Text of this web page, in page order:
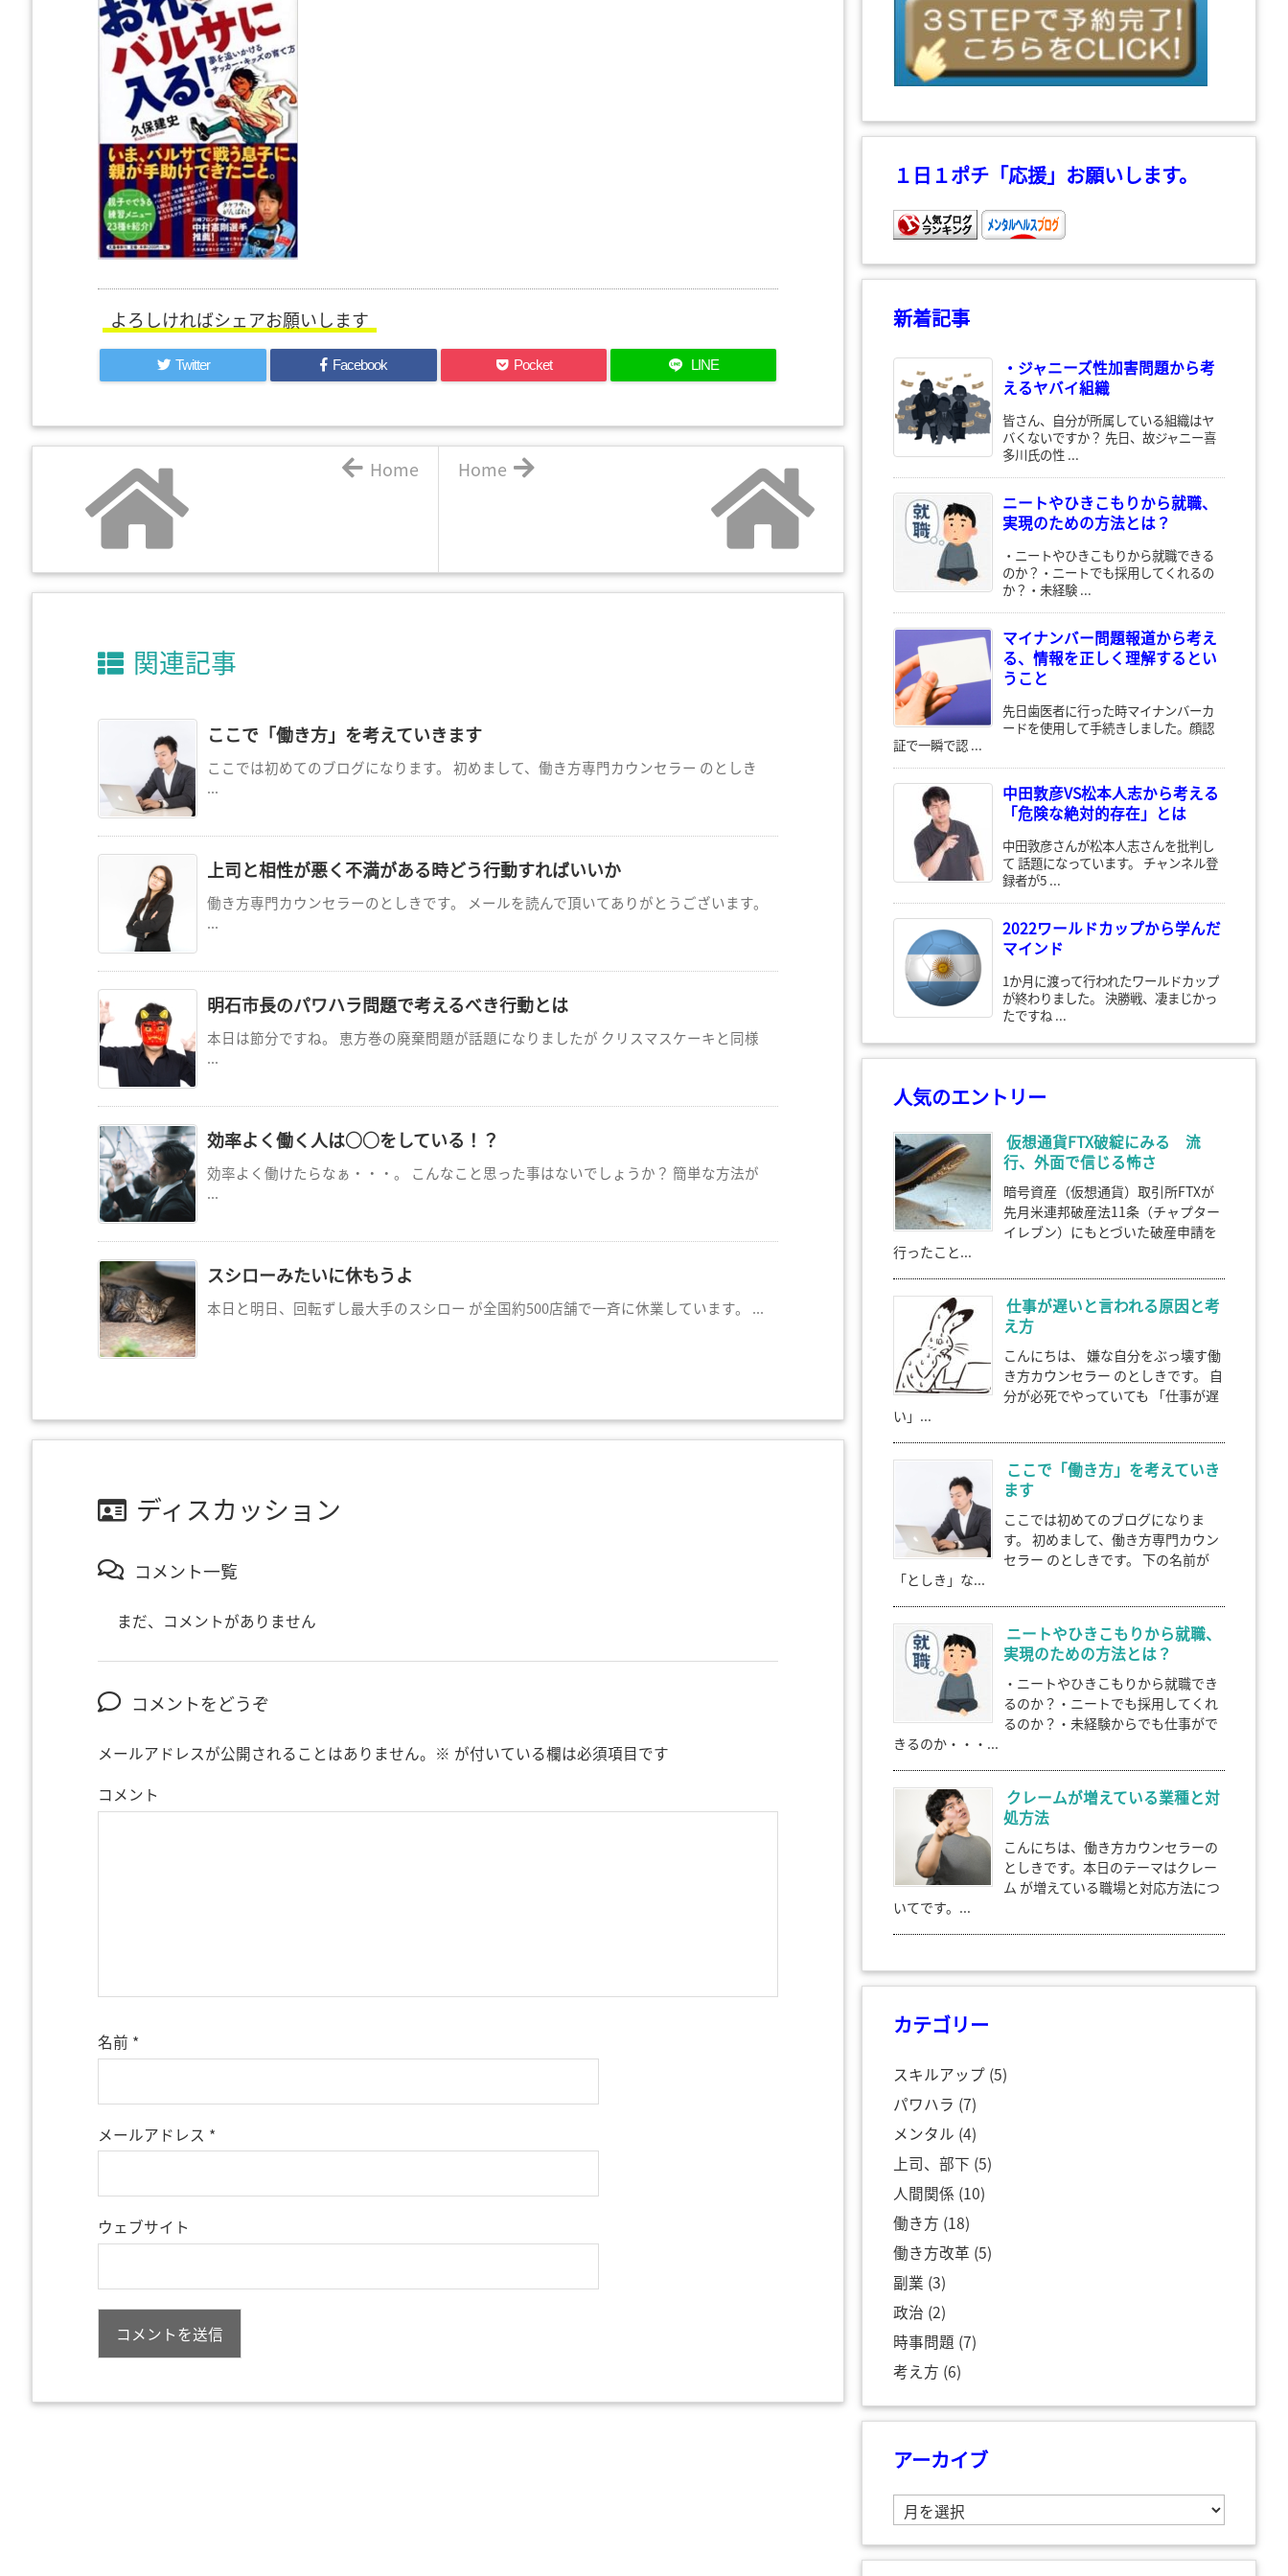
よろしければシェアお願いします
Twitter Facebook Pocket LINE
Home
Home
関連記事
ここで「働き方」を考えていきます
ここでは初めてのブログになります。 初めまして、働き方専門カウンセラー のとしき
...
上司と相性が悪く不満がある時どう行動すればいいか
働き方専門カウンセラーのとしきです。 メールを読んで頂いてありがとうございます。
...
明石市長のパワハラ問題で考えるべき行動とは
本日は節分ですね。 恵方巻の廃棄問題が話題になりましたが クリスマスケーキと同様
...
効率よく働く人は○○をしている！？
効率よく働けたらなぁ・・・。 こんなこと思った事はないでしょうか？ 簡単な方法が
...
スシローみたいに休もうよ
本日と明日、回転ずし最大手のスシロー が全国約500店舗で一斉に休業しています。 ...
ディスカッション
コメント一覧
まだ、コメントがありません
コメントをどうぞ
メールアドレスが公開されることはありません。 ※ が付いている欄は必須項目です
コメント
名前 *
メールアドレス *
ウェブサイト
１日１ポチ「応援」お願いします。
新着記事
・ジャニーズ性加害問題から考
えるヤバイ組織
皆さん、自分が所属している組織はヤ
バくないですか？ 先日、故ジャニー喜
多川氏の性 ...
ニートやひきこもりから就職、
実現のための方法とは？
・ニートやひきこもりから就職できる
のか？・ニートでも採用してくれるの
か？・未経験 ...
マイナンバー問題報道から考え
る、情報を正しく理解するとい
うこと
先日歯医者に行った時マイナンバーカ
ードを使用して手続きしました。顔認
証で一瞬で認 ...
中田敦彦VS松本人志から考える
「危険な絶対的存在」とは
中田敦彦さんが松本人志さんを批判し
て 話題になっています。 チャンネル登
録者が5 ...
2022ワールドカップから学んだ
マインド
1か月に渡って行われたワールドカップ
が終わりました。 決勝戦、凄まじかっ
たですね ...
人気のエントリー
仮想通貨FTX破綻にみる 流
行、外面で信じる怖さ
暗号資産（仮想通貨）取引所FTXが
先月米連邦破産法11条（チャプター
イレブン）にもとづいた破産申請を
行ったこと...
仕事が遅いと言われる原因と考
え方
こんにちは、 嫌な自分をぶっ壊す働
き方カウンセラー のとしきです。 自
分が必死でやっていても 「仕事が遅
い」...
ここで「働き方」を考えていき
ます
ここでは初めてのブログになりま
す。 初めまして、働き方専門カウン
セラー のとしきです。 下の名前が
「としき」な...
ニートやひきこもりから就職、
実現のための方法とは？
・ニートやひきこもりから就職でき
るのか？・ニートでも採用してくれ
るのか？・未経験からでも仕事がで
きるのか・・・...
クレームが増えている業種と対
処方法
こんにちは、働き方カウンセラーの
としきです。本日のテーマはクレー
ム が増えている職場と対応方法につ
いてです。...
カテゴリー
スキルアップ (5)
パワハラ (7)
メンタル (4)
上司、部下 (5)
人間関係 (10)
働き方 (18)
働き方改革 (5)
副業 (3)
政治 (2)
時事問題 (7)
考え方 (6)
アーカイブ
ア
ー
カ